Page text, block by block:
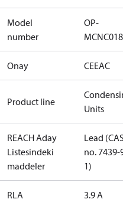
Model
number
OP-
Onay CEEAC
Product line
Units
REACH Aday
Listesindeki
maddeler
Lead
no. 7439-
1)
RLA 3.9 A